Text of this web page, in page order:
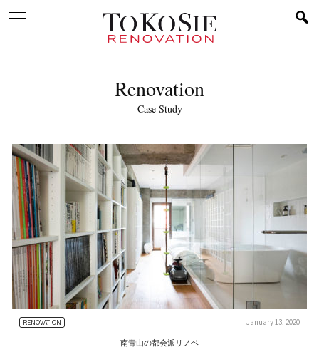
Renovation
Case Study
RENOVATION January 13, 2020
南青山の都会派リノベ